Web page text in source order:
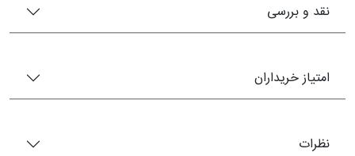
نقد و بررسی
امتیاز خریداران
نظرات